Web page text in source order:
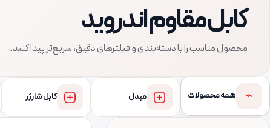
کابل مقاوم اندروید
محصول مناسب را با دسته‌بندی و فیلترهای دقیق، سریع‌تر پیدا کنید.
⌁ همه محصولات مبدل کابل شارژر